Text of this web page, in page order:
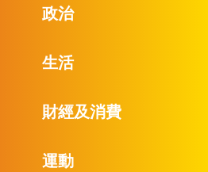
政治
生活
財經及消費
運動